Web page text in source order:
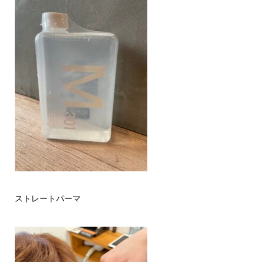
ストレートパーマ